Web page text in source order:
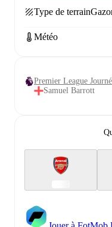
Type de terrain
Météo
Premier League
Samuel Barrott